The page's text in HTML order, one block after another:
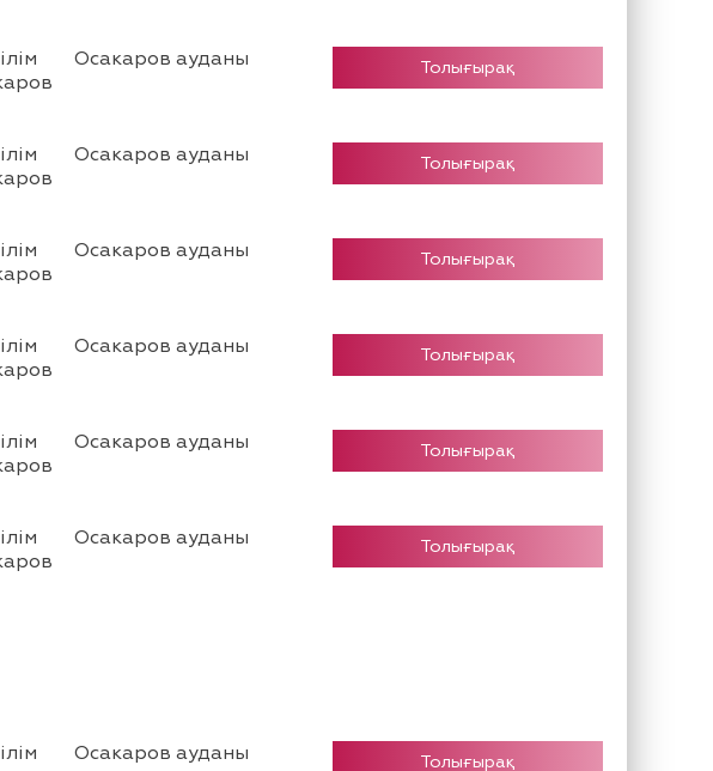
Осакаров ауданы Толығырақ
Осакаров ауданы Толығырақ
Осакаров ауданы Толығырақ
Осакаров ауданы Толығырақ
Осакаров ауданы Толығырақ
Осакаров ауданы Толығырақ
Осакаров ауданы Толығырақ